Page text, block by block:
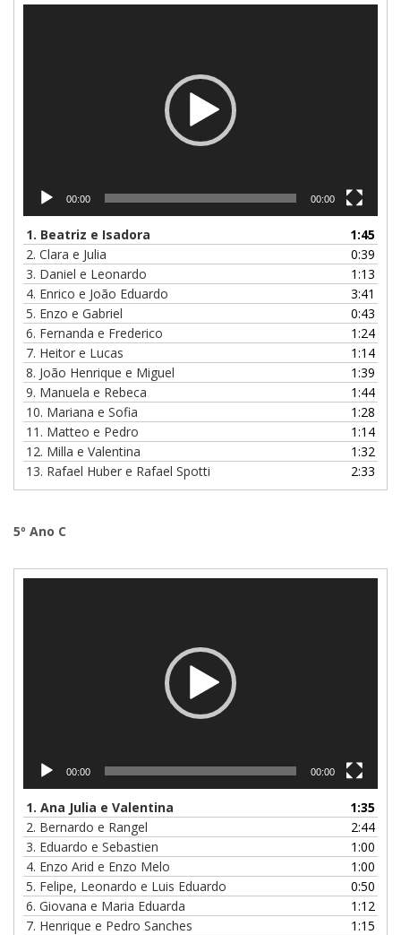
00:00 00:00
1. Beatriz e Isadora
1:45
2. Clara e Julia
0:39
3. Daniel e Leonardo
1:13
4. Enrico e João Eduardo
3:41
5. Enzo e Gabriel
0:43
6. Fernanda e Frederico
1:24
7. Heitor e Lucas
1:14
8. João Henrique e Miguel
1:39
9. Manuela e Rebeca
1:44
10. Mariana e Sofia
1:28
11. Matteo e Pedro
1:14
12. Milla e Valentina
1:32
13. Rafael Huber e Rafael Spotti
2:33
5º Ano C
00:00 00:00
1. Ana Julia e Valentina
1:35
2. Bernardo e Rangel
2:44
3. Eduardo e Sebastien
1:00
4. Enzo Arid e Enzo Melo
1:00
5. Felipe, Leonardo e Luis Eduardo
0:50
6. Giovana e Maria Eduarda
1:12
7. Henrique e Pedro Sanches
1:15